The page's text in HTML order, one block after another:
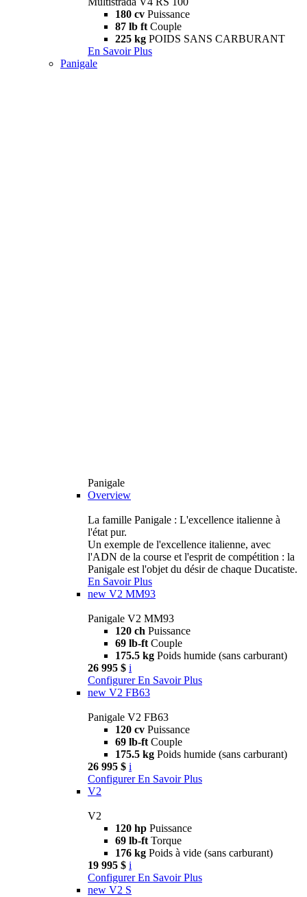
180 cv Puissance
87 lb ft Couple
225 kg POIDS SANS CARBURANT
En Savoir Plus
Panigale
Panigale
Overview
La famille Panigale : L'excellence italienne à
l'état pur.
Un exemple de l'excellence italienne, avec
l'ADN de la course et l'esprit de compétition : la
Panigale est l'objet du désir de chaque Ducatiste.
En Savoir Plus
new V2 MM93
Panigale V2 MM93
120 ch Puissance
69 lb-ft Couple
175.5 kg Poids humide (sans carburant)
26 995 $ i
Configurer En Savoir Plus
new V2 FB63
Panigale V2 FB63
120 cv Puissance
69 lb-ft Couple
175.5 kg Poids humide (sans carburant)
26 995 $ i
Configurer En Savoir Plus
V2
V2
120 hp Puissance
69 lb-ft Torque
176 kg Poids à vide (sans carburant)
19 995 $ i
Configurer En Savoir Plus
new V2 S